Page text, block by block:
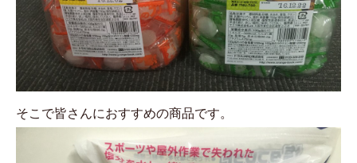
そこで皆さんにおすすめの商品です。